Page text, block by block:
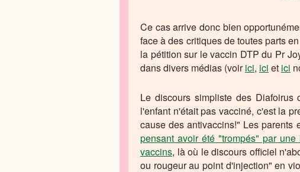
Ce cas arrive donc bien
face à des critiques de toutes parts
la pétition sur le vaccin DTP du Pr
dans divers médias (voirici, ici et ici
Le discours simpliste des Diafoirus
l'enfant n'était pas vacciné, c'est la
cause des antivaccins!" Les parents
pensant avoir été "trompés" par
vaccins, là où le discours officiel
ou rougeur au point d'injection" en